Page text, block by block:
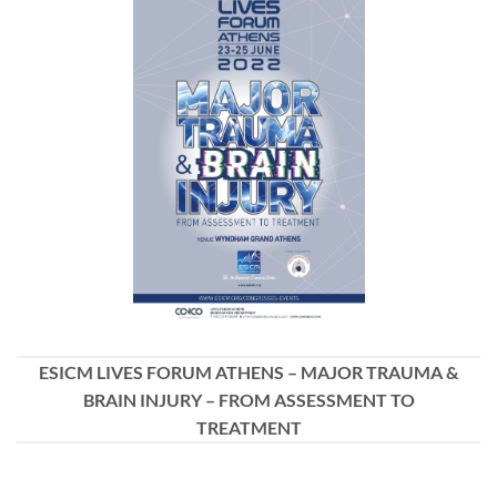
ESICM LIVES FORUM ATHENS – MAJOR TRAUMA &
BRAIN INJURY – FROM ASSESSMENT TO
TREATMENT